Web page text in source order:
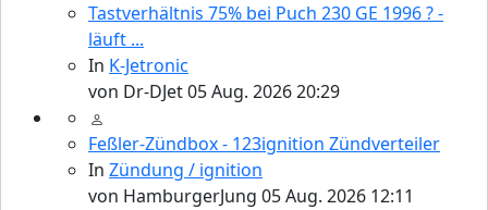
Tastverhältnis 75% bei Puch 230 GE 1996 ? -
läuft ...
In K-Jetronic
von Dr-DJet05 Aug. 2026 20:29
Feßler-Zündbox - 123ignition Zündverteiler
In Zündung / ignition
von HamburgerJung 05 Aug. 2026 12:11